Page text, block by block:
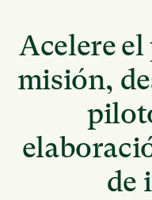
Acelere el
misión,
de